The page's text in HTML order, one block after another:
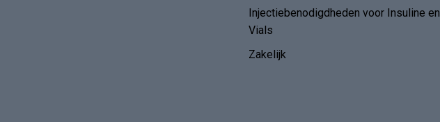
Injectiebenodigdheden voor Insuline en
Vials
Zakelijk